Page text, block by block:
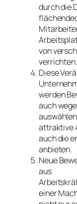
durch die
von
verrichten.
Diese
werden
auch
attraktive
auch die
anbieten.
Neue
aus
einer